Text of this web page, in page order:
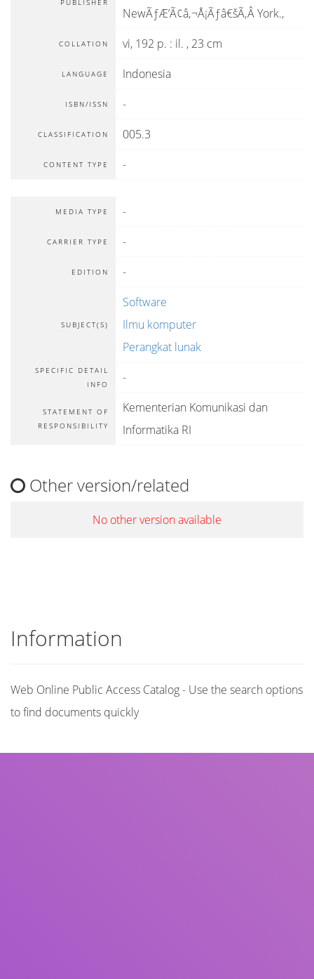
PUBLISHER
NewÃƒÆ’Ã¢â‚¬Å¡Ãƒâ€šÃ‚Â York.,
COLLATION vi, 192 p. : il. , 23 cm
LANGUAGE Indonesia
ISBN/ISSN -
CLASSIFICATION 005.3
CONTENT TYPE -
MEDIA TYPE -
CARRIER TYPE -
EDITION -
SUBJECT(S)
Software
Ilmu komputer
Perangkat lunak
SPECIFIC DETAIL
INFO
-
STATEMENT OF
RESPONSIBILITY
Kementerian Komunikasi dan
Informatika RI
Other version/related
No other version available
Information
Web Online Public Access Catalog - Use the search options
to find documents quickly